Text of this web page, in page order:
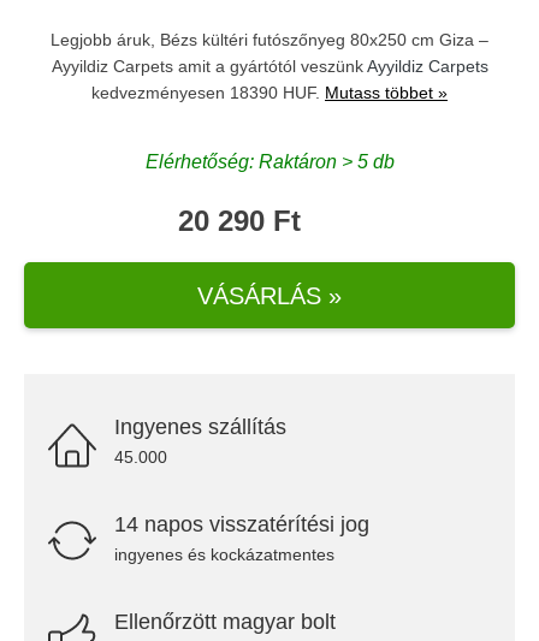
Legjobb áruk, Bézs kültéri futószőnyeg 80x250 cm Giza –
Ayyildiz Carpets amit a gyártótól veszünkAyyildiz Carpets
kedvezményesen 18390 HUF. Mutass többet »
Elérhetőség: Raktáron > 5 db
20 290 Ft
VÁSÁRLÁS »
Ingyenes szállítás
45.000
14 napos visszatérítési jog
ingyenes és kockázatmentes
Ellenőrzött magyar bolt